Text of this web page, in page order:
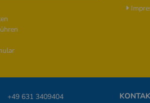
+49 631 3409404